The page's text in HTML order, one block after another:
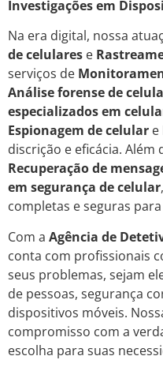
Investigações em
Na era digital, nossa
de celulares e
serviços de
Análise forense de
especializados em
Espionagem de celular e
discrição e eficácia. Além
Recuperação de
em segurança de celular
completas e seguras
Com a Agência de
conta com profissionais
seus problemas, sejam
de pessoas, segurança
dispositivos móveis.
compromisso com a
escolha para suas